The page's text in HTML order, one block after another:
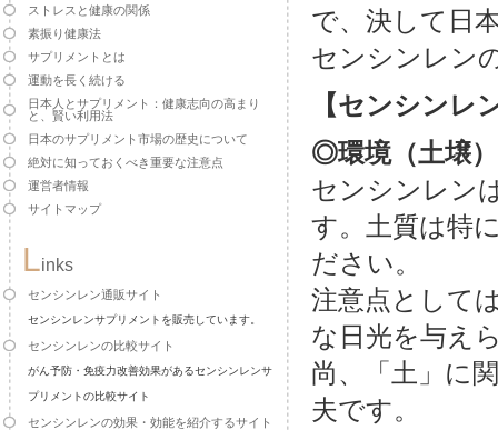
で、決して日
センシンレン
【センシンレ
◎環境（土壌
センシンレン
す。土質は特
ださい。
注意点として
な日光を与え
尚、「土」に
夫です。
ストレスと健康の関係
素振り健康法
サプリメントとは
運動を長く続ける
日本人とサプリメント：健康志向の高まり
と、賢い利用法
日本のサプリメント市場の歴史について
絶対に知っておくべき重要な注意点
運営者情報
サイトマップ
Links
センシンレン通販サイト
センシンレンサプリメントを販売しています。
センシンレンの比較サイト
がん予防・免疫力改善効果があるセンシンレンサ
プリメントの比較サイト
センシンレンの効果・効能を紹介するサイト